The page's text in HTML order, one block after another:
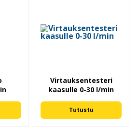
Virtauksentesteri
kaasulle 0-30 l/min
Tutustu